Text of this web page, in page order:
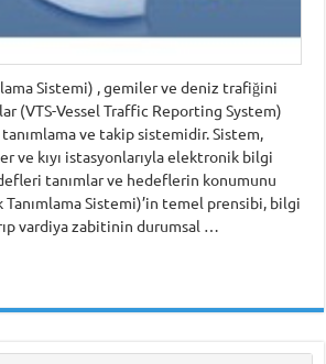
Sistemi) , gemiler ve deniz trafiğini
(VTS-Vessel Traffic Reporting System)
ve takip sistemidir. Sistem,
ve kıyı istasyonlarıyla elektronik bilgi
tanımlar ve hedeflerin konumunu
Sistemi)’in temel prensibi, bilgi
vardiya zabitinin durumsal …